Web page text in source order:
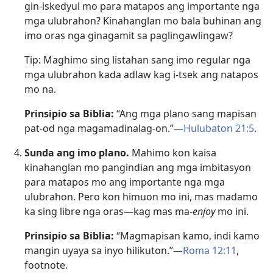
gin-iskedyul mo para matapos ang importante nga
mga ulubrahon? Kinahanglan mo bala buhinan ang
imo oras nga ginagamit sa paglingawlingaw?
Tip: Maghimo sing listahan sang imo regular nga
mga ulubrahon kada adlaw kag i-tsek ang natapos
mo na.
Prinsipio sa Biblia: “Ang mga plano sang mapisan
pat-od nga magamadinalag-on.”—Hulubaton 21:5.
Sunda ang imo plano. Mahimo kon kaisa
kinahanglan mo pangindian ang mga imbitasyon
para matapos mo ang importante nga mga
ulubrahon. Pero kon himuon mo ini, mas madamo
ka sing libre nga oras—kag mas ma-enjoymo ini.
Prinsipio sa Biblia: “Magmapisan kamo, indi kamo
mangin uyaya sa inyo hilikuton.”—Roma 12:11,
footnote.